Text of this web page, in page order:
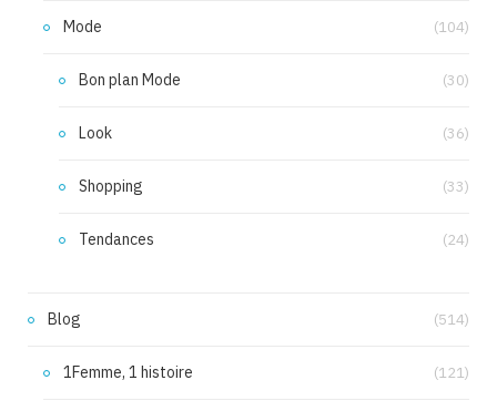
Mode (104)
Bon plan Mode (30)
Look (36)
Shopping (33)
Tendances (24)
Blog (514)
1Femme, 1 histoire (121)